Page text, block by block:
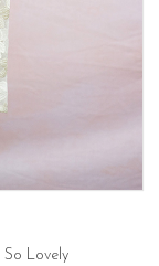
So Lovely